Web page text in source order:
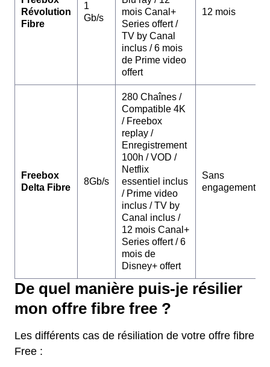
Révolution
Fibre
1
Gb/s
mois Canal+
Series offert /
TV by Canal
inclus / 6 mois
de Prime video
offert
12 mois
Freebox
Delta Fibre
8Gb/s
280 Chaînes /
Compatible 4K
/ Freebox
replay /
Enregistrement
100h / VOD /
Netflix
essentiel inclus
/ Prime video
inclus / TV by
Canal inclus /
12 mois Canal+
Series offert / 6
mois de
Disney+ offert
Sans
engagement
De quel manière puis-je résilier
mon offre fibre free ?
Les différents cas de résiliation de votre offre fibre
Free :